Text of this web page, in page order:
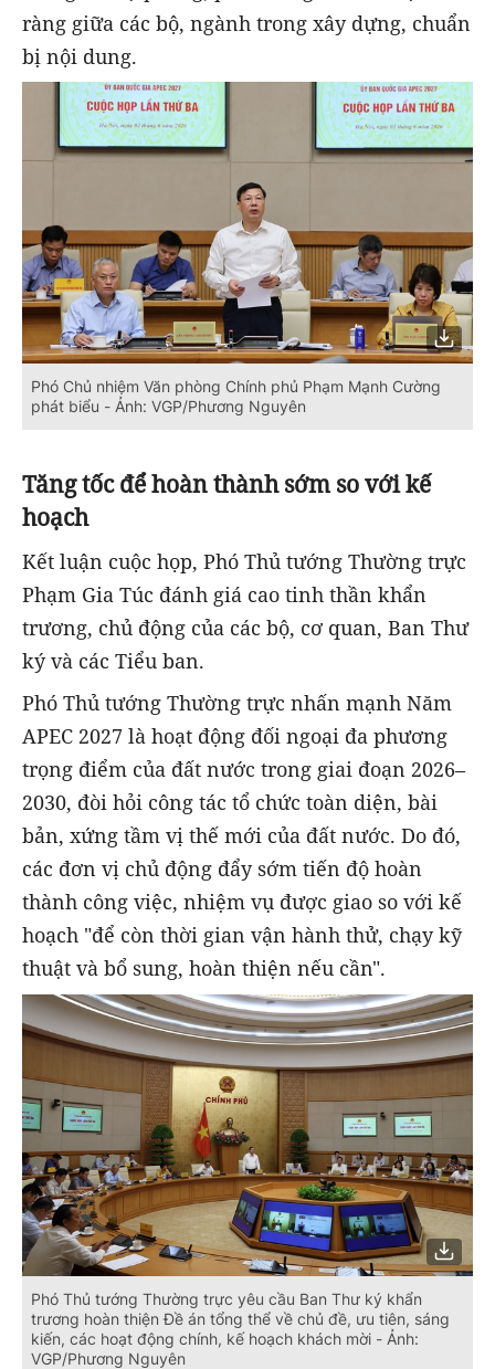
ràng giữa các bộ, ngành trong xây dựng, chuẩn
bị nội dung.
Phó Chủ nhiệm Văn phòng Chính phủ Phạm Mạnh Cường
phát biểu - Ảnh: VGP/Phương Nguyên
Tăng tốc để hoàn thành sớm so với kế
hoạch
Kết luận cuộc họp, Phó Thủ tướng Thường trực
Phạm Gia Túc đánh giá cao tinh thần khẩn
trương, chủ động của các bộ, cơ quan, Ban Thư
ký và các Tiểu ban.
Phó Thủ tướng Thường trực nhấn mạnh Năm
APEC 2027 là hoạt động đối ngoại đa phương
trọng điểm của đất nước trong giai đoạn 2026–
2030, đòi hỏi công tác tổ chức toàn diện, bài
bản, xứng tầm vị thế mới của đất nước. Do đó,
các đơn vị chủ động đẩy sớm tiến độ hoàn
thành công việc, nhiệm vụ được giao so với kế
hoạch "để còn thời gian vận hành thử, chạy kỹ
thuật và bổ sung, hoàn thiện nếu cần".
Phó Thủ tướng Thường trực yêu cầu Ban Thư ký khẩn
trương hoàn thiện Đề án tổng thể về chủ đề, ưu tiên, sáng
kiến, các hoạt động chính, kế hoạch khách mời - Ảnh:
VGP/Phương Nguyên